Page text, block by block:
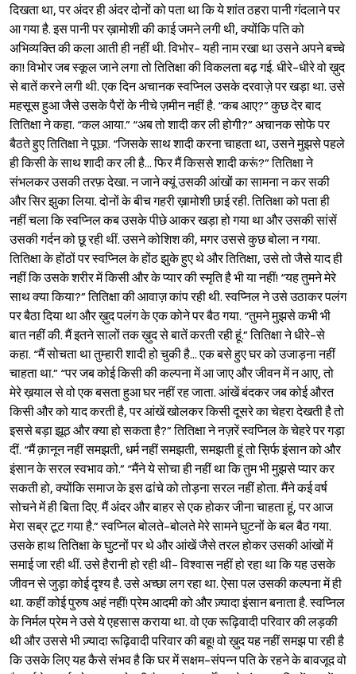
दिखता था, पर अंदर ही अंदर दोनों को पता था कि ये शांत ठहरा पानी गंदलाने पर
आ गया है. इस पानी पर ख़ामोशी की काई जमने लगी थी, क्योंकि पति को
अभिव्यक्ति की कला आती ही नहीं थी. विभोर- यही नाम रखा था उसने अपने बच्चे
का! विभोर जब स्कूल जाने लगा तो तितिक्षा की विकलता बढ़ गई. धीरे-धीरे वो ख़ुद
से बातें करने लगी थी. एक दिन अचानक स्वप्निल उसके दरवाज़े पर खड़ा था. उसे
महसूस हुआ जैसे उसके पैरों के नीचे ज़मीन नहीं है. “कब आए?” कुछ देर बाद
तितिक्षा ने कहा. “कल आया.” “अब तो शादी कर ली होगी?” अचानक सोफे पर
बैठते हुए तितिक्षा ने पूछा. “जिसके साथ शादी करना चाहता था, उसने मुझसे पहले
ही किसी के साथ शादी कर ली है... फिर मैं किससे शादी करूं?” तितिक्षा ने
संभलकर उसकी तरफ़ देखा. न जाने क्यूं उसकी आंखों का सामना न कर सकी
और सिर झुका लिया. दोनों के बीच गहरी ख़ामोशी छाई रही. तितिक्षा को पता ही
नहीं चला कि स्वप्निल कब उसके पीछे आकर खड़ा हो गया था और उसकी सांसें
उसकी गर्दन को छू रही थीं. उसने कोशिश की, मगर उससे कुछ बोला न गया.
तितिक्षा के होंठों पर स्वप्निल के होंठ झुके हुए थे और तितिक्षा, उसे तो जैसे याद ही
नहीं कि उसके शरीर में किसी और के प्यार की स्मृति है भी या नहीं! “यह तुमने मेरे
साथ क्या किया?” तितिक्षा की आवाज़ कांप रही थी. स्वप्निल ने उसे उठाकर पलंग
पर बैठा दिया था और ख़ुद पलंग के एक कोने पर बैठ गया. “तुमने मुझसे कभी भी
बात नहीं की. मैं इतने सालों तक ख़ुद से बातें करती रही हूं.” तितिक्षा ने धीरे-से
कहा. “मैं सोचता था तुम्हारी शादी हो चुकी है... एक बसे हुए घर को उजाड़ना नहीं
चाहता था.” “पर जब कोई किसी की कल्पना में आ जाए और जीवन में न आए, तो
मेरे ख़याल से वो एक बसता हुआ घर नहीं रह जाता. आंखें बंदकर जब कोई औरत
किसी और को याद करती है, पर आंखें खोलकर किसी दूसरे का चेहरा देखती है तो
इससे बड़ा झूठ और क्या हो सकता है?” तितिक्षा ने नज़रें स्वप्निल के चेहरे पर गड़ा
दीं. “मैं क़ानून नहीं समझती, धर्म नहीं समझती, समझती हूं तो स़िर्फ इंसान को और
इंसान के सरल स्वभाव को.” “मैंने ये सोचा ही नहीं था कि तुम भी मुझसे प्यार कर
सकती हो, क्योंकि समाज के इस ढांचे को तोड़ना सरल नहीं होता. मैंने कई वर्ष
सोचने में ही बिता दिए. मैं अंदर और बाहर से एक होकर जीना चाहता हूं, पर आज
मेरा सब्र टूट गया है.” स्वप्निल बोलते-बोलते मेरे सामने घुटनों के बल बैठ गया.
उसके हाथ तितिक्षा के घुटनों पर थे और आंखें जैसे तरल होकर उसकी आंखों में
समाई जा रही थीं. उसे हैरानी हो रही थी- विश्‍वास नहीं हो रहा था कि यह उसके
जीवन से जुड़ा कोई दृश्य है. उसे अच्छा लग रहा था. ऐसा पल उसकी कल्पना में ही
था. कहीं कोई पुरुष अहं नहीं! प्रेम आदमी को और ज़्यादा इंसान बनाता है. स्वप्निल
के निर्मल प्रेम ने उसे ये एहसास कराया था. वो एक रूढ़िवादी परिवार की लड़की
थी और उससे भी ज़्यादा रूढ़िवादी परिवार की बहू! वो ख़ुद यह नहीं समझ पा रही है
कि उसके लिए यह कैसे संभव है कि घर में सक्षम-संपन्न पति के रहने के बावजूद वो